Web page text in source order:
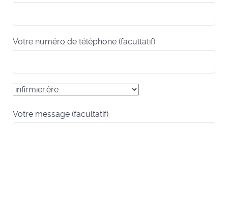
Votre numéro de téléphone (facultatif)
Votre message (facultatif)